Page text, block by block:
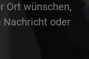
Ort wünschen,
Nachricht oder